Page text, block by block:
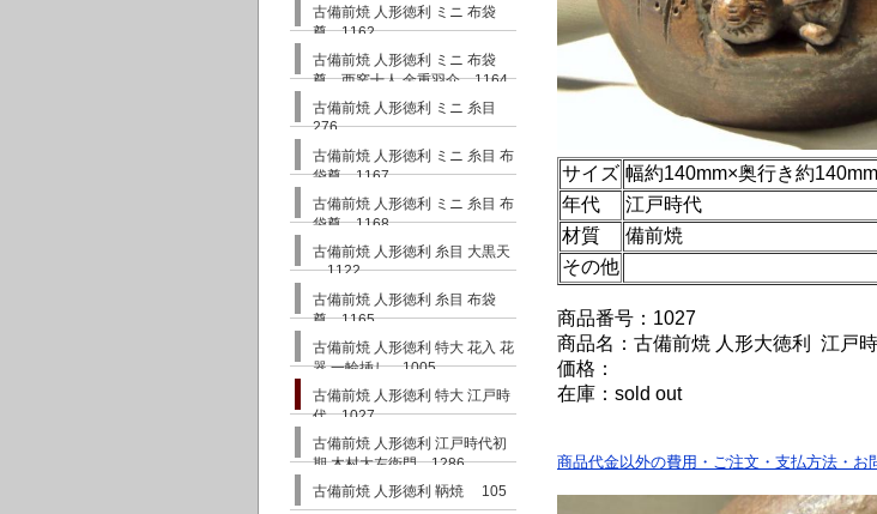
サイズ 幅約140mm×奥行き約
年代
江戸時代
材質
備前焼
その他
商品番号：1027
商品名：古備前焼 人形大徳利 江戸
価格：
在庫：sold out
商品代金以外の費用・ご注文・支払方法・お
古備前焼 人形徳利 ミニ 布袋
尊 1162
古備前焼 人形徳利 ミニ 布袋
尊 西窯十人 金重羽介 1164
古備前焼 人形徳利 ミニ 糸目
276
古備前焼 人形徳利 ミニ 糸目 布
袋尊 1167
古備前焼 人形徳利 ミニ 糸目 布
袋尊 1168
古備前焼 人形徳利 糸目 大黒天
1122
古備前焼 人形徳利 糸目 布袋
尊 1165
古備前焼 人形徳利 特大 花入 花
器 一輪挿し 1005
古備前焼 人形徳利 特大 江戸時
代 1027
古備前焼 人形徳利 江戸時代初
期 木村太左衛門 1286
古備前焼 人形徳利 鞆焼 105